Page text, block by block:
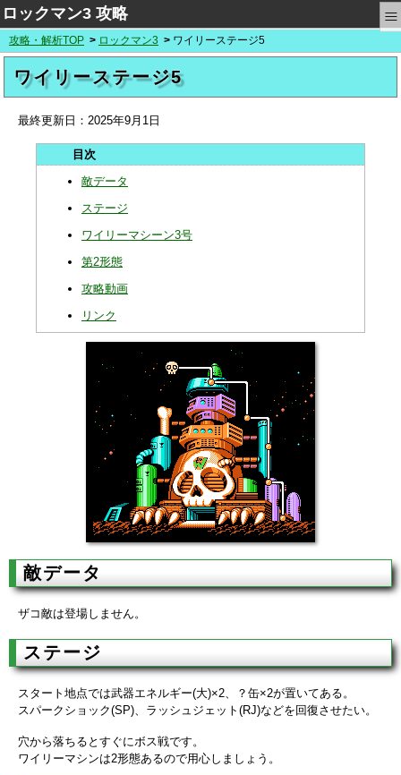
ロックマン3 攻略 ≡
攻略・解析TOP ロックマン3 ワイリーステージ5
ワイリーステージ5
最終更新日： 2025年9月1日
敵データ
ステージ
ワイリーマシーン3号
第2形態
攻略動画
リンク
敵データ
ザコ敵は登場しません。
ステージ
スタート地点では武器エネルギー(大)×2、？缶×2が置いてある。
スパークショック(SP)、ラッシュジェット(RJ)などを回復させたい。
穴から落ちるとすぐにボス戦です。
ワイリーマシンは2形態あるので用心しましょう。